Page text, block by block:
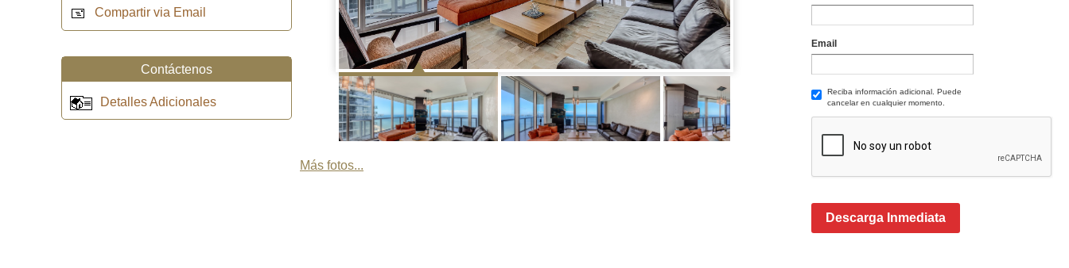
Más fotos...
Email
Reciba información adicional. Puede
cancelar en cualquier momento.
Descarga Inmediata
Compartir via Email
Contáctenos
Detalles Adicionales